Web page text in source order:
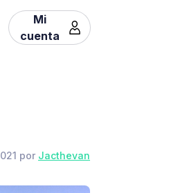
Mi
cuenta
por Jacthevan